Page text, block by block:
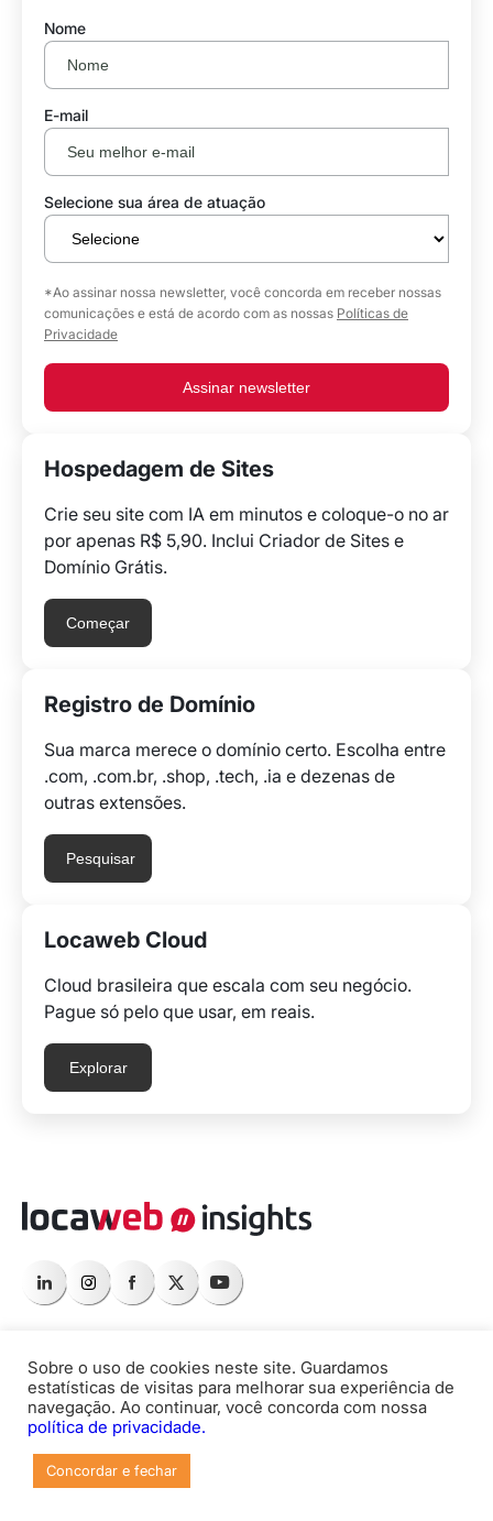
Nome
E-mail
Selecione sua área de atuação
*Ao assinar nossa newsletter, você concorda em receber nossas
comunicações e está de acordo com as nossas Políticas de
Privacidade
Assinar newsletter
Hospedagem de Sites
Crie seu site com IA em minutos e coloque-o no ar
por apenas R$ 5,90. Inclui Criador de Sites e
Domínio Grátis.
Começar
Registro de Domínio
Sua marca merece o domínio certo. Escolha entre
.com, .com.br, .shop, .tech, .ia e dezenas de
outras extensões.
Pesquisar
Locaweb Cloud
Cloud brasileira que escala com seu negócio.
Pague só pelo que usar, em reais.
Explorar
Quem somos
Imprensa
Trabalhe na Locaweb
Sobre o uso de cookies neste site. Guardamos
estatísticas de visitas para melhorar sua experiência de
navegação. Ao continuar, você concorda com nossa
política de privacidade.
Concordar e fechar